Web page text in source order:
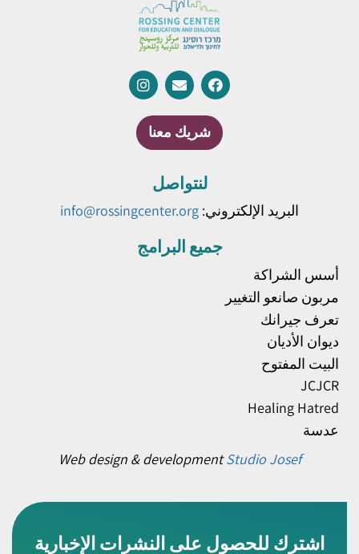
شريك معنا
لنتواصل
البريد الإلكتروني: info@rossingcenter.org
جميع البرامج
أسس الشراكة
مربون صانعو التغيير
تعرف جيرانك
ديوان الأديان
البيت المفتوح
JCJCR
Healing Hatred
عدسة
Web design & developmentStudio Josef
اشترك للحصول على النشرات الإخبارية